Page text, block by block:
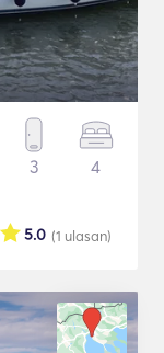
3 4
(1 ulasan)
5.0